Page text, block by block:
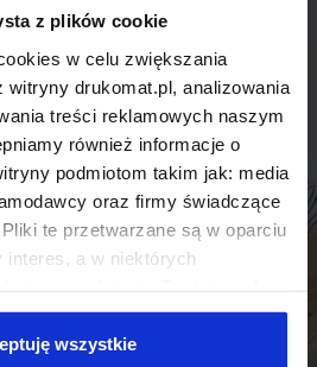
z plików cookie
w celu zwiększania
drukomat.pl, analizowania
treści reklamowych naszym
również informacje o
podmiotom takim jak: media
oraz firmy świadczące
te przetwarzane są w oparciu
interes, a w niektórych
dostarczane i przetwarzane są
partnerów, z których listą
wszystkie